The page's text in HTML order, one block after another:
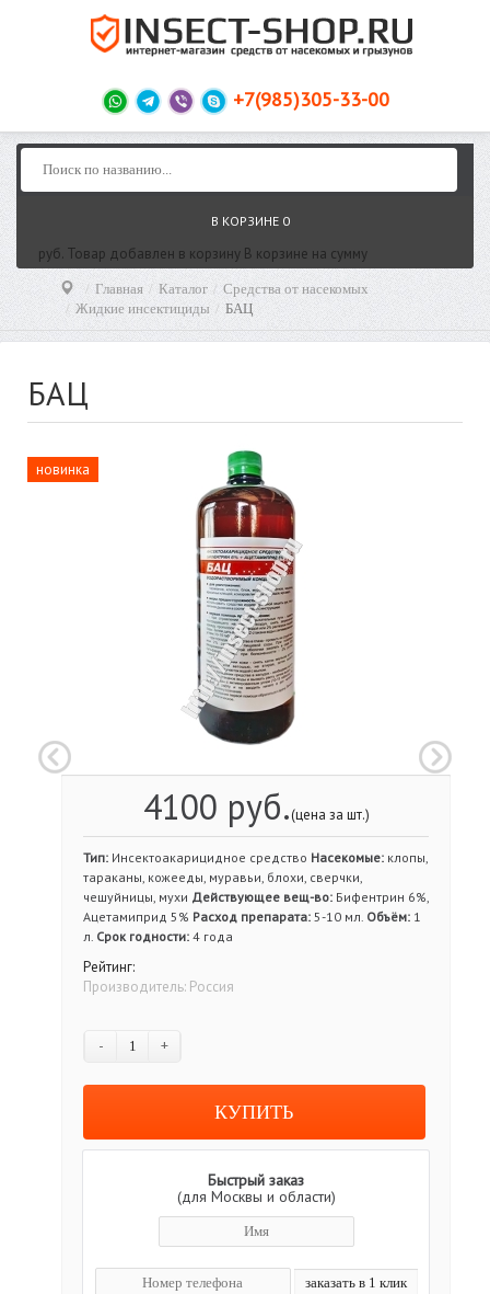
+7(985)305-33-00
В КОРЗИНЕ 0
руб. Товар добавлен в корзину В корзине на сумму
Главная Каталог
Средства от насекомых
Жидкие инсектициды
БАЦ
БАЦ
новинка
4100 руб.(цена за шт.)
Тип: Инсектоакарицидное средство Насекомые: клопы,
тараканы, кожееды, муравьи, блохи, сверчки,
чешуйницы, мухи Действующее вещ-во: Бифентрин 6%,
Ацетамиприд 5% Расход препарата: 5-10 мл. Объём: 1
л. Срок годности: 4 года
Рейтинг:
Производитель: Россия
- +
Быстрый заказ
(для Москвы и области)